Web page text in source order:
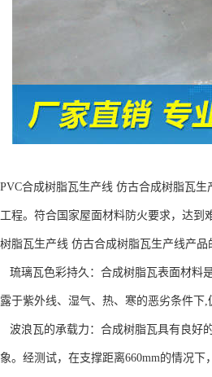
PVC合成树脂瓦生产线 仿古合成树脂瓦
工程。符合国家屋面材料防火要求，达到
树脂瓦生产线 仿古合成树脂瓦生产线产品
琉璃瓦色彩持久：合成树脂瓦表面材料
露于紫外线、湿气、热、寒的恶劣条件下,
波浪瓦的承载力：合成树脂瓦具有良好
象。经测试，在支撑距离660mm的情况下